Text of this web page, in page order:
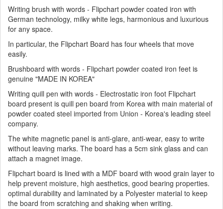
Writing brush with words - Flipchart powder coated iron with
German technology, milky white legs, harmonious and luxurious
for any space.
In particular, the Flipchart Board has four wheels that move
easily.
Brushboard with words - Flipchart powder coated iron feet is
genuine "MADE IN KOREA"
Writing quill pen with words - Electrostatic iron foot Flipchart
board present is quill pen board from Korea with main material of
powder coated steel imported from Union - Korea's leading steel
company.
The white magnetic panel is anti-glare, anti-wear, easy to write
without leaving marks. The board has a 5cm sink glass and can
attach a magnet image.
Flipchart board is lined with a MDF board with wood grain layer to
help prevent moisture, high aesthetics, good bearing properties.
optimal durability and laminated by a Polyester material to keep
the board from scratching and shaking when writing.